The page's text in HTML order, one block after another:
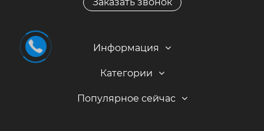
Информация
Категории
Популярное сейчас